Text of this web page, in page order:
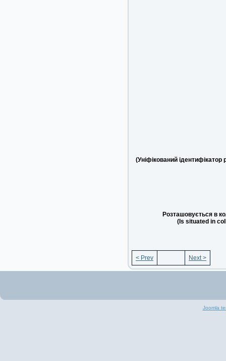
(Уніфікований ідентифікатор
Розташовується в
(Is situated in
< Prev Next >
Joomla